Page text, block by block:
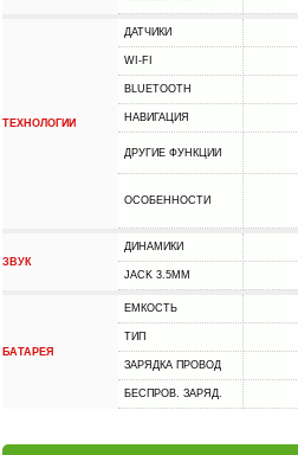
ТЕХНОЛОГИИ
ДАТЧИКИ
WI-FI
BLUETOOTH
НАВИГАЦИЯ
ДРУГИЕ ФУНКЦИИ
ОСОБЕННОСТИ
ЗВУК
ДИНАМИКИ
JACK 3.5MM
БАТАРЕЯ
ЕМКОСТЬ
ТИП
ЗАРЯДКА ПРОВОД
БЕСПРОВ. ЗАРЯД.